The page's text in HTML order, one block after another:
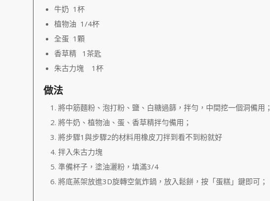
牛奶 1杯
植物油 1/4杯
全蛋 1顆
香草精 1茶匙
朱古力塊 1杯
做法
將中筋麵粉、泡打粉、鹽、白糖過篩，拌勻，中間挖一個洞備用；
將牛奶、植物油、蛋、香草精拌勻備用；
將步驟1與步驟2的材料用橡皮刀拌到看不到粉就好
拌入朱古力塊
準備杯子，塗油灑粉，填滿3/4
將底蒸架放進3D旋轉空氣炸鍋，放入鬆餅，按「蛋糕」鍵即可；